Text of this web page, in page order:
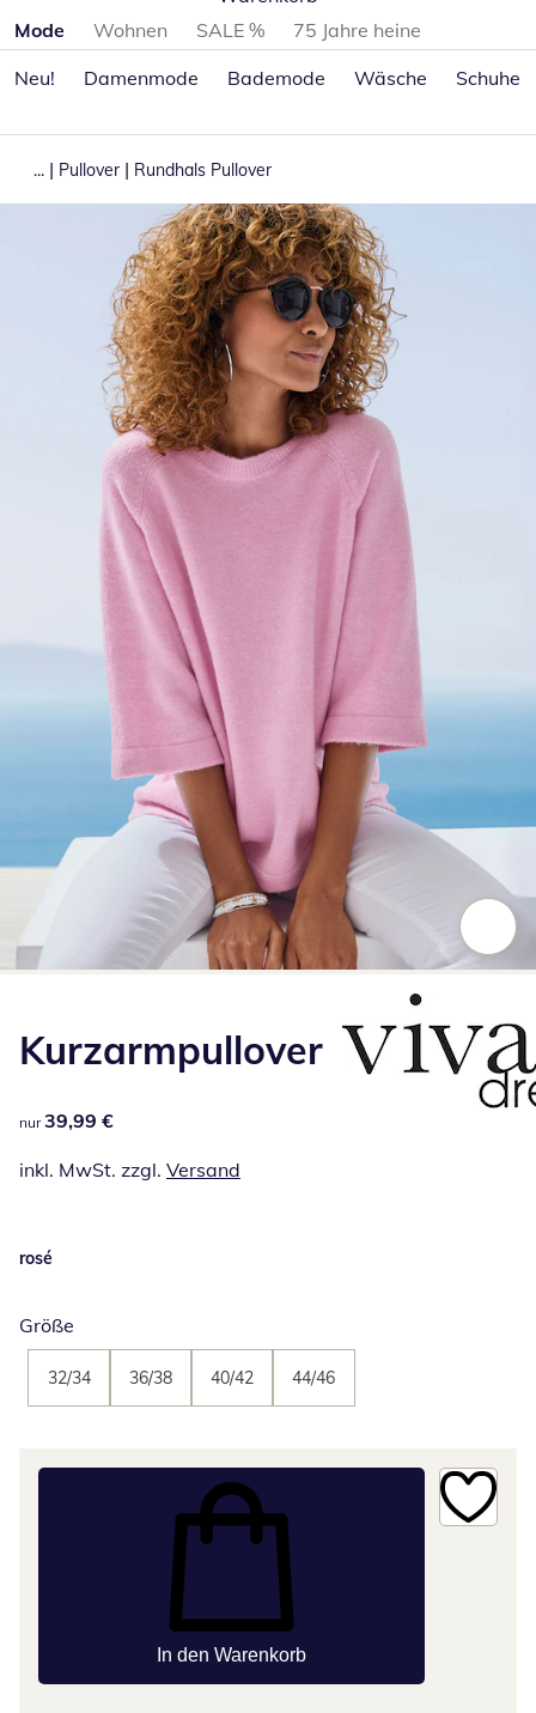
Produktkategorien überspringen
Mode Wohnen SALE %
75 Jahre heine
Neu!
Damenmode Bademode Wäsche Schuhe
... | Pullover | Rundhals Pullover
Kurzarmpullover
39,99 €
nur 39,99 €
inkl. MwSt. zzgl. Versand
rosé
Größe
32/34 36/38 40/42 44/46
In den Warenkorb